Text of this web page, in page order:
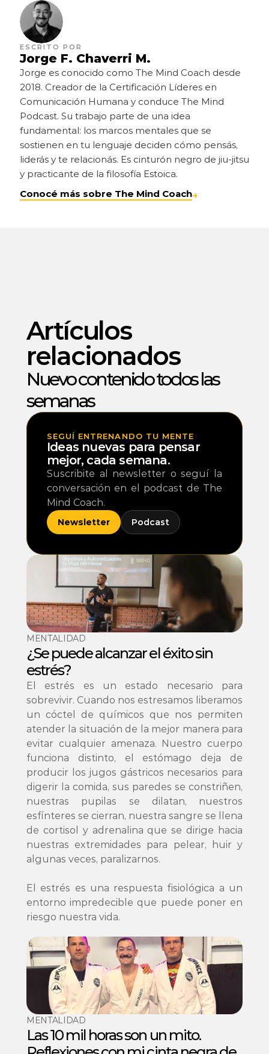
ESCRITO POR
Jorge F. Chaverri M.
Jorge es conocido como The Mind Coach desde
2018. Creador de la Certificación Líderes en
Comunicación Humana y conduce The Mind
Podcast. Su trabajo parte de una idea
fundamental: los marcos mentales que se
sostienen en tu lenguaje deciden cómo pensás,
liderás y te relacionás. Es cinturón negro de jiu-jitsu
y practicante de la filosofía Estoica.
Conocé más sobre The Mind Coach→
Artículos
relacionados
Nuevo contenido todos las
semanas
SEGUÍ ENTRENANDO TU MENTE
Ideas nuevas para pensar
mejor, cada semana.
Suscribite al newsletter o seguí la
conversación en el podcast de The
Mind Coach.
Newsletter Podcast
MENTALIDAD
¿Se puede alcanzar el éxito sin
estrés?
El estrés es un estado necesario para
sobrevivir. Cuando nos estresamos liberamos
un cóctel de químicos que nos permiten
atender la situación de la mejor manera para
evitar cualquier amenaza. Nuestro cuerpo
funciona distinto, el estómago deja de
producir los jugos gástricos necesarios para
digerir la comida, sus paredes se constriñen,
nuestras pupilas se dilatan, nuestros
esfínteres se cierran, nuestra sangre se llena
de cortisol y adrenalina que se dirige hacia
nuestras extremidades para pelear, huir y
algunas veces, paralizarnos.
El estrés es una respuesta fisiológica a un
entorno impredecible que puede poner en
riesgo nuestra vida.
MENTALIDAD
Las 10 mil horas son un mito.